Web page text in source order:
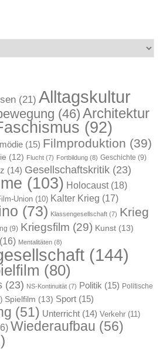
(21) Alltagskultur
(46) Architektur
(92)
(15) Filmproduktion (39)
(12) Flucht (7) Fortbildung (8) Geschichte (9)
(14) Gesellschaftskritik (23)
(103) Holocaust(18)
Union (10) Kalter Krieg (17)
(73) Klassengesellschaft (7) Krieg
(9) Kriegsfilm (29) Kunst (13)
(16) Mentalitäten (8)
(144)
(80)
(23) NS-Kontinuität (7) Politik (15) Politische
Spielfilm (13) Sport (15)
(51) Unterricht (14) Verkehr (11)
Wiederaufbau (56)